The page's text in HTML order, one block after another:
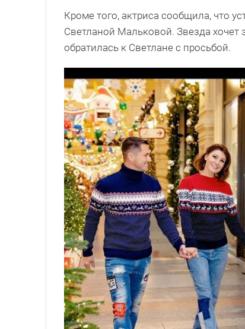
Кроме того, актриса сообщила, что
Светланой Мальковой. Звезда
обратилась к Светлане с просьбой.